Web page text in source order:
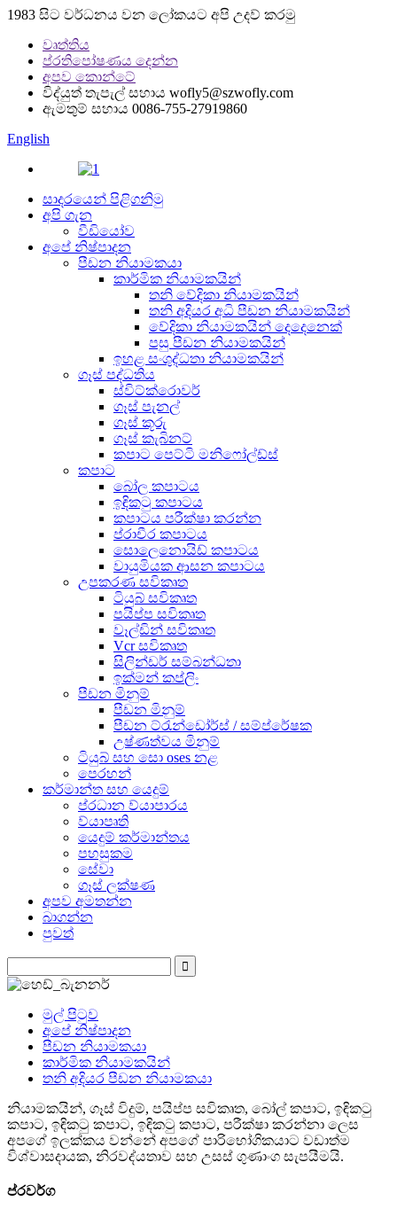
1983 සිට වර්ධනය වන ලෝකයට අපි උදව් කරමු
වෘත්තිය
ප්රතිපෝෂණය දෙන්න
අපව කොන්ටේ
විද්යුත් තැපැල් සහාය wofly5@szwofly.com
ඇමතුම් සහාය 0086-755-27919860
English
සාදරයෙන් පිළිගනිමු
අපි ගැන
වීඩියෝව
අපේ නිෂ්පාදන
පීඩන නියාමකයා
කාර්මික නියාමකයින්
තනි වේදිකා නියාමකයින්
තනි අදියර අධි පීඩන නියාමකයින්
වේදිකා නියාමකයින් දෙදෙනෙක්
පසු පීඩන නියාමකයින්
ඉහළ සංශුද්ධතා නියාමකයින්
ගෑස් පද්ධතිය
ස්විට්ක්රොවර්
ගෑස් පැනල්
ගෑස් කූරු
ගෑස් කැබිනට්
කපාට පෙට්ටි මනිෆෝල්ඩ්ස්
කපාට
බෝල කපාටය
ඉඳිකටු කපාටය
කපාටය පරීක්ෂා කරන්න
ප්රාචීර කපාටය
සොලෙනොයිඩ් කපාටය
වායුමියක ආසන කපාටය
උපකරණ සවිකෘත
ටියුබ් සවිකෘත
පයිප්ප සවිකෘත
වෑල්ඩින් සවිකෘත
Vcr සවිකෘත
සිලින්ඩර් සම්බන්ධතා
ඉක්මන් කප්ලිං
පීඩන මිනුම්
පීඩන මිනුම්
පීඩන ට්රැන්ඩෝර්ස් / සම්ප්රේෂක
උෂ්ණත්වය මිනුම්
ටියුබ් සහ සො oses නළ
පෙරහන්
කර්මාන්ත සහ යෙදුම්
ප්රධාන ව්යාපාරය
ව්යාපෘති
යෙදුම් කර්මාන්තය
පහසුකම
සේවා
ගෑස් ලක්ෂණ
අපව අමතන්න
බාගන්න
පුවත්
මුල් පිටුව
අපේ නිෂ්පාදන
පීඩන නියාමකයා
කාර්මික නියාමකයින්
තනි අදියර පීඩන නියාමකයා
නියාමකයින්, ගෑස් විදුම්, පයිප්ප සවිකෘත, බෝල් කපාට, ඉඳිකටු
කපාට, ඉඳිකටු කපාට, ඉඳිකටු කපාට, පරීක්ෂා කරන්නා ලෙස
අපගේ ඉලක්කය වන්නේ අපගේ පාරිභෝගිකයාට වඩාත්ම
විශ්වාසදායක, නිරවද්යතාව සහ උසස් ගුණාංග සැපයීමයි.
ප්රවර්ග